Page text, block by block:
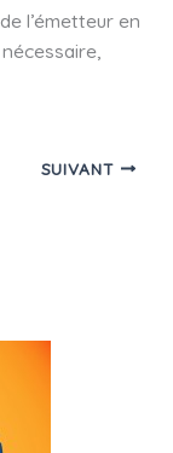
l’émetteur en
SUIVANT